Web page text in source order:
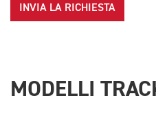
INVIA LA RICHIESTA
MODELLI